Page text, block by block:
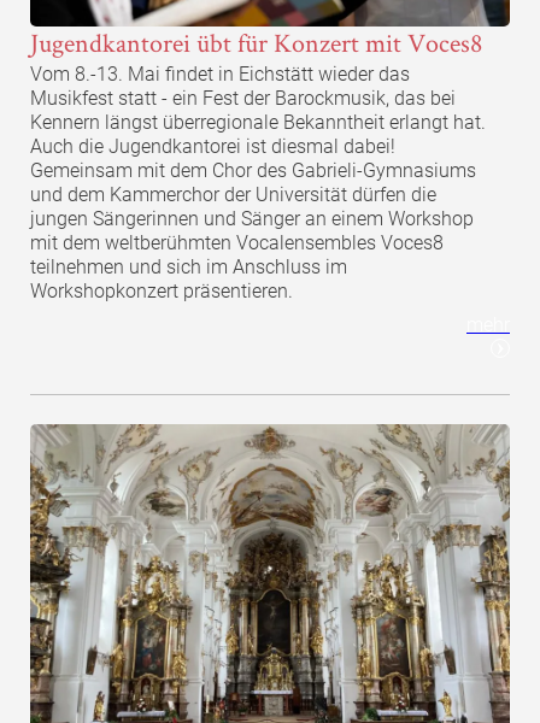
Jugendkantorei übt für Konzert mit Voces8
Vom 8.-13. Mai findet in Eichstätt wieder das
Musikfest statt - ein Fest der Barockmusik, das bei
Kennern längst überregionale Bekanntheit erlangt hat.
Auch die Jugendkantorei ist diesmal dabei!
Gemeinsam mit dem Chor des Gabrieli-Gymnasiums
und dem Kammerchor der Universität dürfen die
jungen Sängerinnen und Sänger an einem Workshop
mit dem weltberühmten Vocalensembles Voces8
teilnehmen und sich im Anschluss im
Workshopkonzert präsentieren.